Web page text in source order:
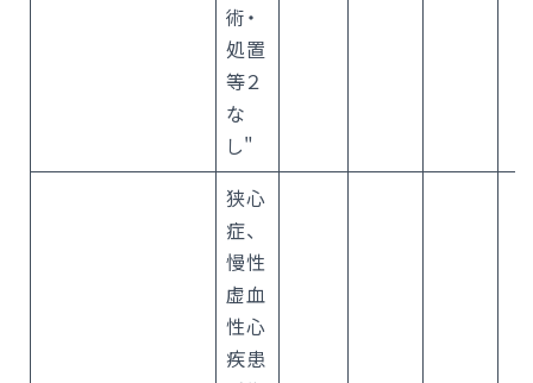
術・
処置
等２
な
し"
狭心
症、
慢性
虚血
性心
疾患